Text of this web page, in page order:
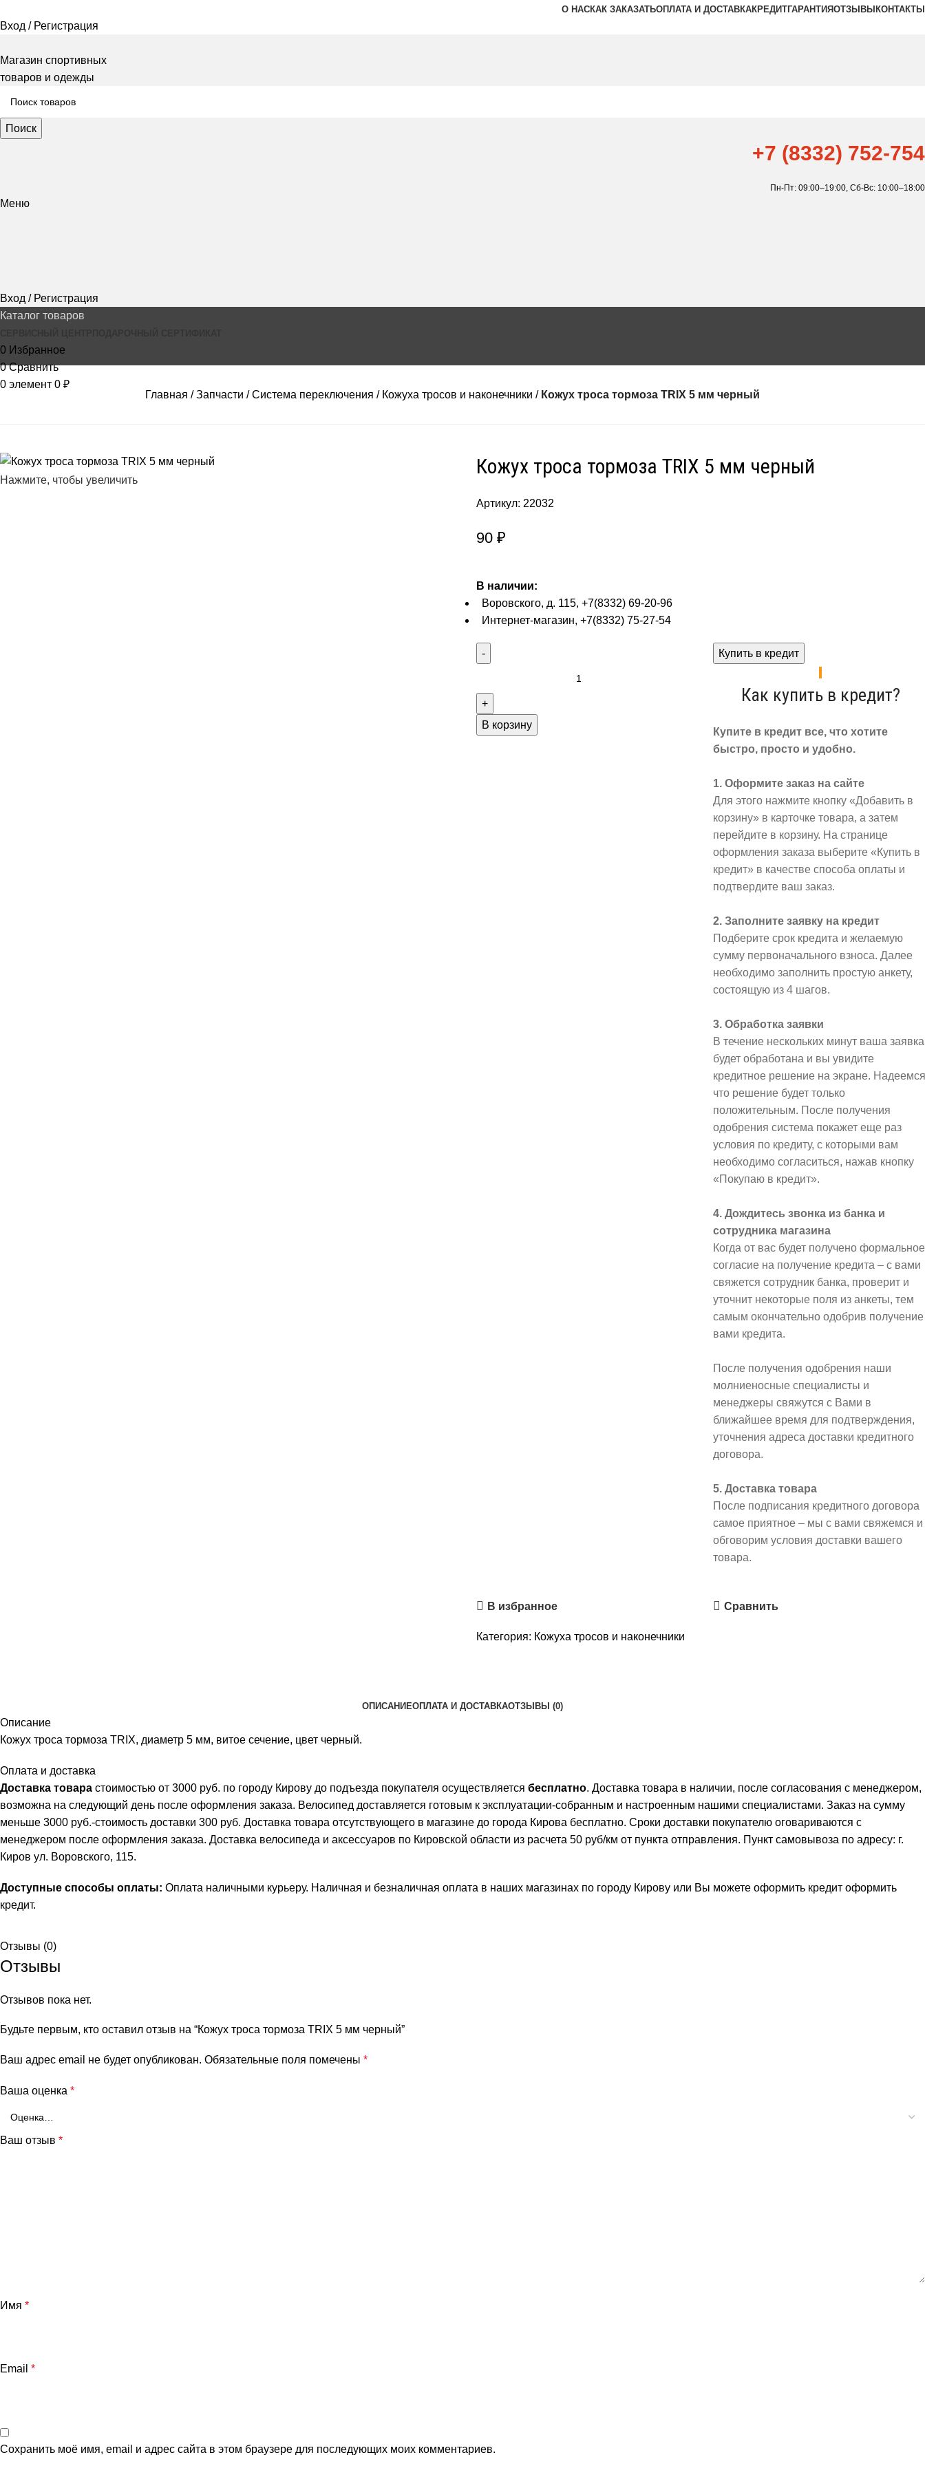
О НАСКАК ЗАКАЗАТЬОПЛАТА И ДОСТАВКАКРЕДИТГАРАНТИЯОТЗЫВЫ КОНТАКТЫ
Вход / Регистрация
Магазин спортивных
товаров и одежды
Поиск
+7 (8332) 752-754
Пн-Пт: 09:00–19:00, Сб-Вс: 10:00–18:00
Меню
Вход / Регистрация
Каталог товаров
0 Избранное
0 Сравнить
0 элемент 0 ₽
Главная
Запчасти Система переключения Кожуха тросов и наконечники Кожух троса тормоза TRIX 5 мм черный
Нажмите, чтобы увеличить
Кожух троса тормоза TRIX 5 мм черный
Артикул: 22032
90 ₽
В наличии:
Воровского, д. 115, +7(8332) 69-20-96
Интернет-магазин, +7(8332) 75-27-54
В корзину
Купить в кредит
Как купить в кредит?
Купите в кредит все, что хотите
быстро, просто и удобно.
1. Оформите заказ на сайте
Для этого нажмите кнопку «Добавить в
корзину» в карточке товара, а затем
перейдите в корзину. На странице
оформления заказа выберите «Купить в
кредит» в качестве способа оплаты и
подтвердите ваш заказ.
2. Заполните заявку на кредит
Подберите срок кредита и желаемую
сумму первоначального взноса. Далее
необходимо заполнить простую анкету,
состоящую из 4 шагов.
3. Обработка заявки
В течение нескольких минут ваша заявка
будет обработана и вы увидите
кредитное решение на экране.
что решение будет только
положительным. После получения
одобрения система покажет еще раз
условия по кредиту, с которыми вам
необходимо согласиться, нажав кнопку
«Покупаю в кредит».
4. Дождитесь звонка из банка и
сотрудника магазина
Когда от вас будет получено формальное
согласие на получение кредита – с вами
свяжется сотрудник банка, проверит и
уточнит некоторые поля из анкеты, тем
самым окончательно одобрив получение
вами кредита.
После получения одобрения наши
молниеносные специалисты и
менеджеры свяжутся с Вами в
ближайшее время для подтверждения,
уточнения адреса доставки кредитного
договора.
5. Доставка товара
После подписания кредитного договора
самое приятное – мы с вами свяжемся и
обговорим условия доставки вашего
товара.
В избранное Сравнить
Категория: Кожуха тросов и наконечники
ОПИСАНИЕОПЛАТА И ДОСТАВКАОТЗЫВЫ (0)
Описание
Кожух троса тормоза TRIX, диаметр 5 мм, витое сечение, цвет черный.
Оплата и доставка
Доставка товара стоимостью от 3000 руб. по городу Кирову до подъезда покупателя осуществляется бесплатно. Доставка товара в наличии, после согласования с менеджером,
возможна на следующий день после оформления заказа. Велосипед доставляется готовым к эксплуатации-собранным и настроенным нашими специалистами. Заказ на сумму
меньше 3000 руб.-стоимость доставки 300 руб. Доставка товара отсутствующего в магазине до города Кирова бесплатно. Сроки доставки покупателю оговариваются с
менеджером после оформления заказа. Доставка велосипеда и аксессуаров по Кировской области из расчета 50 руб/км от пункта отправления. Пункт самовывоза по адресу: г.
Киров ул. Воровского, 115.
Доступные способы оплаты: Оплата наличными курьеру. Наличная и безналичная оплата в наших магазинах по городу Кирову или Вы можете оформить кредит оформить
кредит.
Отзывы (0)
Отзывы
Отзывов пока нет.
Будьте первым, кто оставил отзыв на “Кожух троса тормоза TRIX 5 мм черный”
Ваш адрес email не будет опубликован. Обязательные поля помечены *
Ваша оценка *
Ваш отзыв *
Имя *
Email *
Сохранить моё имя, email и адрес сайта в этом браузере для последующих моих комментариев.